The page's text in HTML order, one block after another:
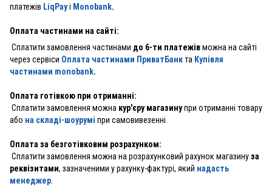
платежів LiqPayі Monobank.
Оплата частинами на сайті:
Сплатити замовлення частинами до 6-ти платежівможна на сайті
через сервіси Оплата частинами ПриватБанкта Купівля
частинами monobank.
Оплата готівкою при отриманні:
Сплатити замовлення можна кур'єру магазинупри отриманні товару
або на складі-шоурумі при самовивезенні.
Оплата за безготівковим розрахунком:
Сплатити замовлення можна на розрахунковий рахунок магазинуза
реквізитами, зазначеними у рахунку-фактурі, який надасть
менеджер